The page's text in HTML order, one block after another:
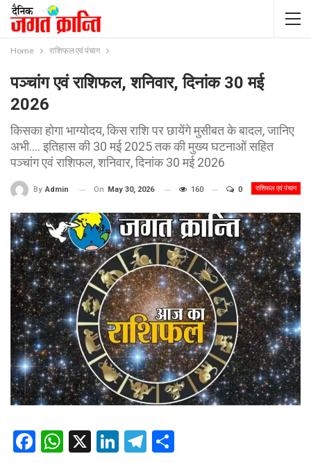
Home राशिफल एवं पंचाग
पञ्चांग एवं राशिफल, शनिवार, दिनांक 30 मई
2026
किसका होगा भाग्योदय, किस राशि पर छायेंगे मुसीबत के बादल, जानिए
अभी.... इतिहास की 30 मई 2025 तक की मुख्य घटनाओं सहित
पञ्चांग एवं राशिफल, शनिवार, दिनांक 30 मई 2026
राशिफल एवं पंचाग
By Admin On May 30, 2026 160 0
Facebook
WhatsApp
X LinkedIn
Telegram